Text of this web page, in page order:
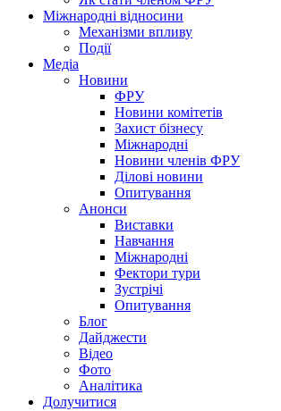
Міжнародні відносини
Механізми впливу
Події
Медіа
Новини
ФРУ
Новини комітетів
Захист бізнесу
Міжнародні
Новини членів ФРУ
Ділові новини
Опитування
Анонси
Виставки
Навчання
Міжнародні
Фектори тури
Зустрічі
Опитування
Блог
Дайджести
Відео
Фото
Аналітика
Долучитися